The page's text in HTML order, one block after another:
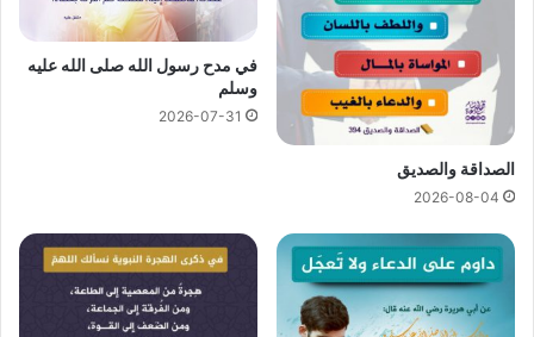
الصداقة والصديق
2026-08-04
في مدح رسول الله صلى الله عليه
وسلم
2026-07-31